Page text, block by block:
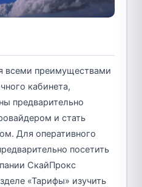
всеми преимуществами
кабинета,
предварительно
и стать
Для оперативного
посетить
СкайПрокс
«Тарифы» изучить